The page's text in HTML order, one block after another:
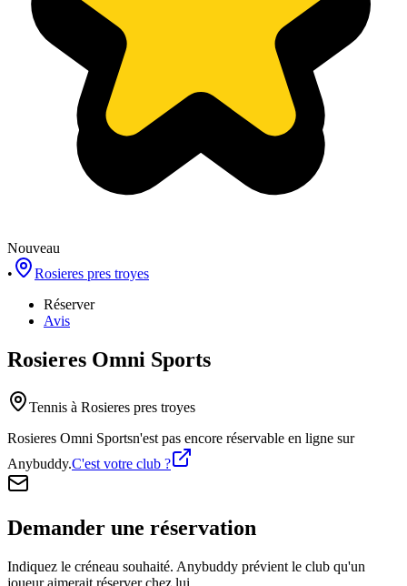
Nouveau
•
Rosieres pres troyes
Réserver
Avis
Rosieres Omni Sports
Tennis à Rosieres pres troyes
Rosieres Omni Sportsn'est pas encore réservable en ligne sur
Anybuddy.C'est votre club ?
Demander une réservation
Indiquez le créneau souhaité. Anybuddy prévient le club qu'un
joueur aimerait réserver chez lui.